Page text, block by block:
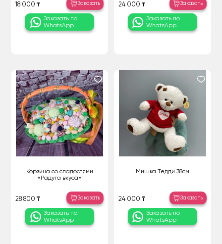
18 000 ₸ Заказать
Заказать по
WhatsApp
24 000 ₸ Заказать
Заказать по
WhatsApp
Корзина со сладостями
«Радуга вкуса»
28 800 ₸ Заказать
Заказать по
WhatsApp
Мишка Тедди 38см
24 000 ₸ Заказать
Заказать по
WhatsApp